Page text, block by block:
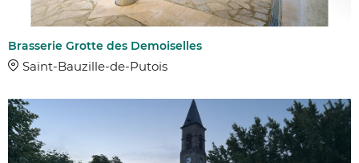
Brasserie Grotte des Demoiselles
Saint-Bauzille-de-Putois